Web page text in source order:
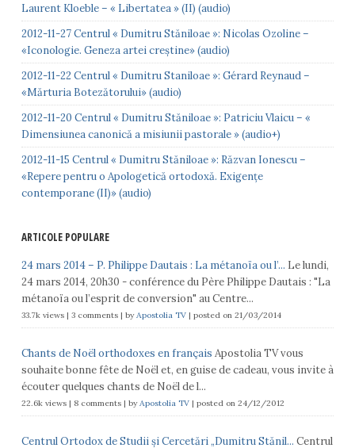
Laurent Kloeble – « Libertatea » (II) (audio)
2012-11-27 Centrul « Dumitru Stăniloae »: Nicolas Ozoline –
«Iconologie. Geneza artei creștine» (audio)
2012-11-22 Centrul « Dumitru Staniloae »: Gérard Reynaud –
«Mărturia Botezătorului» (audio)
2012-11-20 Centrul « Dumitru Stăniloae »: Patriciu Vlaicu – «
Dimensiunea canonică a misiunii pastorale » (audio+)
2012-11-15 Centrul « Dumitru Stăniloae »: Răzvan Ionescu –
«Repere pentru o Apologetică ortodoxă. Exigențe
contemporane (II)» (audio)
ARTICOLE POPULARE
24 mars 2014 – P. Philippe Dautais : La métanoïa ou l’... Le lundi,
24 mars 2014, 20h30 - conférence du Père Philippe Dautais : "La
métanoïa ou l’esprit de conversion" au Centre...
33.7k views| 3 comments| byApostolia TV| posted on 21/03/2014
Chants de Noël orthodoxes en français Apostolia TV vous
souhaite bonne fête de Noël et, en guise de cadeau, vous invite à
écouter quelques chants de Noël de l...
22.6k views| 8 comments| byApostolia TV| posted on 24/12/2012
Centrul Ortodox de Studii și Cercetări „Dumitru Stănil... Centrul